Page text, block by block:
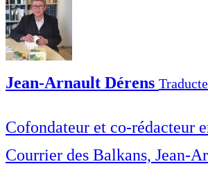
Jean-Arnault Dérens
Cofondateur et co-rédacteur
Courrier des Balkans, Jean-